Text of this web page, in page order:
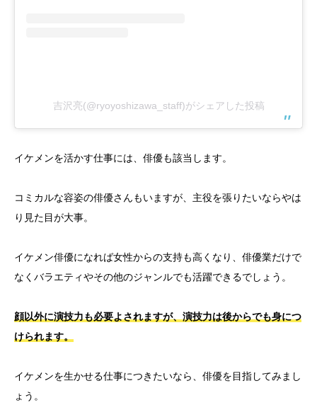
吉沢亮(@ryoyoshizawa_staff)がシェアした投稿
イケメンを活かす仕事には、俳優も該当します。
コミカルな容姿の俳優さんもいますが、主役を張りたいならやは
り見た目が大事。
イケメン俳優になれば女性からの支持も高くなり、俳優業だけで
なくバラエティやその他のジャンルでも活躍できるでしょう。
顔以外に演技力も必要よされますが、演技力は後からでも身につ
けられます。
イケメンを生かせる仕事につきたいなら、俳優を目指してみまし
ょう。